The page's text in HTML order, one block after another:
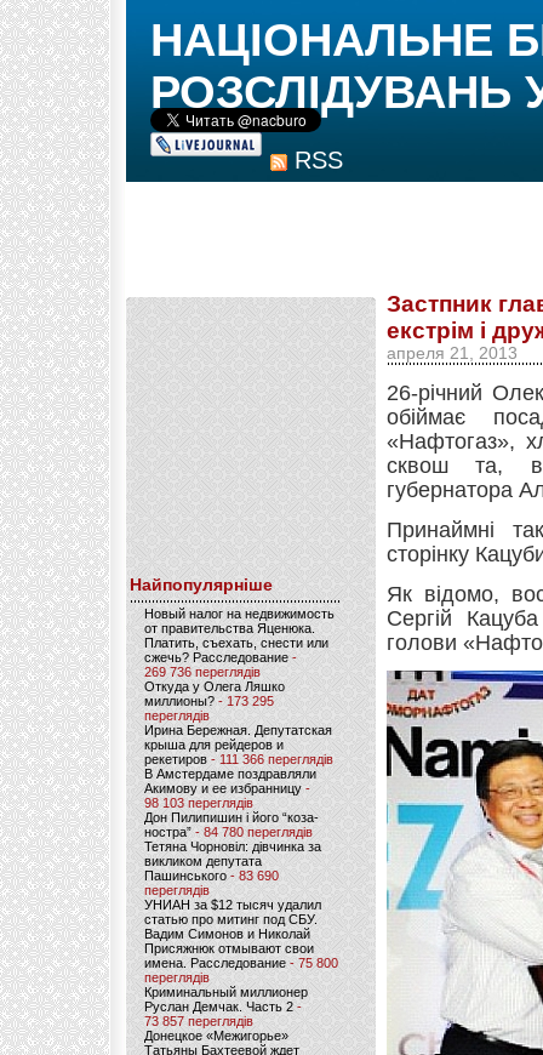
RSS
НАЦІОНАЛЬНЕ
РОЗСЛІДУВАНЬ
Найпопулярніше
Новый налог на недвижимость
от правительства Яценюка.
Платить, съехать, снести или
сжечь? Расследование-
269 736 переглядів
Откуда у Олега Ляшко
миллионы? - 173 295
переглядів
Ирина Бережная. Депутатская
крыша для рейдеров и
рекетиров - 111 366 переглядів
В Амстердаме поздравляли
Акимову и ее избранницу -
98 103 переглядів
Дон Пилипишин і його “коза-
ностра” - 84 780 переглядів
Тетяна Чорновіл: дівчинка за
викликом депутата
Пашинського- 83 690
переглядів
УНИАН за $12 тысяч удалил
статью про митинг под СБУ.
Вадим Симонов и Николай
Присяжнюк отмывают свои
имена. Расследование - 75 800
переглядів
Криминальный миллионер
Руслан Демчак. Часть 2-
73 857 переглядів
Донецкое «Межигорье»
Татьяны Бахтеевой ждет
Застпник
екстрім і
апреля 21, 2013
26-річний
обіймає
«Нафтогаз»,
сквош та,
губернатора
Принаймні
сторінку
Як відомо,
Сергій
голови